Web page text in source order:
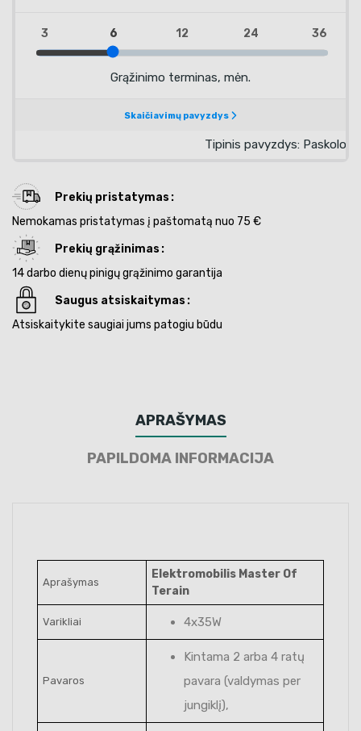
Prekių pristatymas
Nemokamas pristatymas į paštomatą nuo 75 €
Prekių grąžinimas
14 darbo dienų pinigų grąžinimo garantija
Saugus atsiskaitymas
Atsiskaitykite saugiai jums patogiu būdu
APRAŠYMAS
PAPILDOMA INFORMACIJA
Aprašymas
Elektromobilis Master Of
Terain
Varikliai 4x35W
Pavaros
Kintama 2 arba 4 ratų
pavara (valdymas per
jungiklį),